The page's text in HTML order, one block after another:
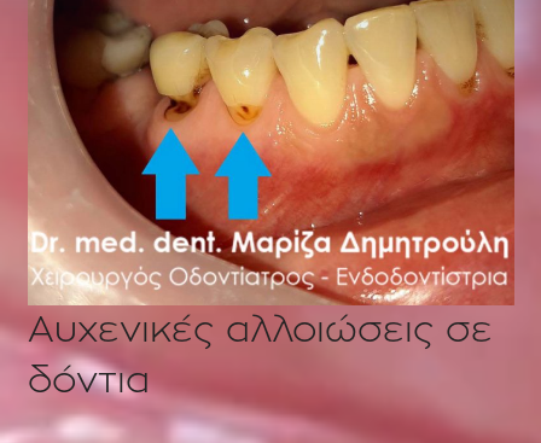
Αυχενικές αλλοιώσεις σε
δόντια